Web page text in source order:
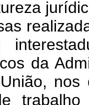
da
nos
trabalho